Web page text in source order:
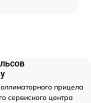
прицела
сервисного центра